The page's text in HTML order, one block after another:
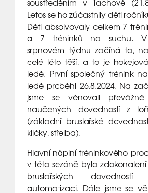
soustředěním v Tachově
Letos se ho zúčastnily děti
Děti absolvovaly celkem 7
a 7 tréninků na suchu. V
srpnovém týdnu začíná to,
celé léto těší, a to je
ledě. První společný trénink
ledě proběhl 26.8.2024. Na
jsme se věnovali
naučených dovedností z
(základní bruslařské
kličky, střelba).
Hlavní náplní tréninkového
v této sezóně bylo
bruslařských
automatizaci. Dále jsme se